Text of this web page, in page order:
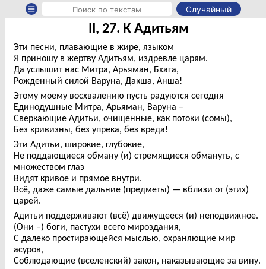
Случайный
II, 27. К Адитьям
Эти песни, плавающие в жире, языком
Я приношу в жертву Адитьям, издревле царям.
Да услышит нас Митра, Арьяман, Бхага,
Рожденный силой Варуна, Дакша, Анша!
Этому моему восхвалению пусть радуются сегодня
Единодушные Митра, Арьяман, Варуна –
Сверкающие Адитьи, очищенные, как потоки (сомы),
Без кривизны, без упрека, без вреда!
Эти Адитьи, широкие, глубокие,
Не поддающиеся обману (и) стремящиеся обмануть, с
множеством глаз
Видят кривое и прямое внутри.
Всё, даже самые дальние (предметы) — вблизи от (этих)
царей.
Адитьи поддерживают (всё) движущееся (и) неподвижное.
(Они –) боги, пастухи всего мироздания,
С далеко простирающейся мыслью, охраняющие мир
асуров,
Соблюдающие (вселенский) закон, наказывающие за вину.